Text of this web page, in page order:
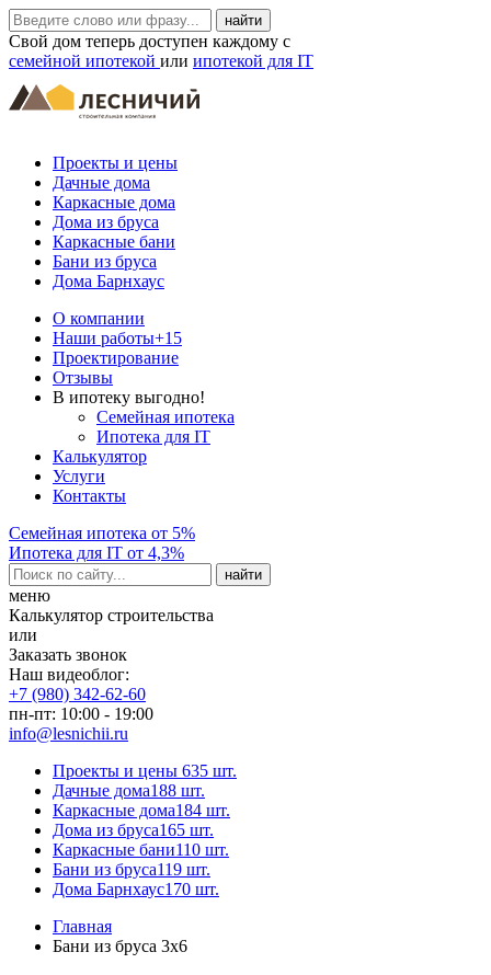
Свой дом теперь доступен каждому с
семейной ипотекой или ипотекой для IT
Проекты и цены
Дачные дома
Каркасные дома
Дома из бруса
Каркасные бани
Бани из бруса
Дома Барнхаус
О компании
Наши работы+15
Проектирование
Отзывы
В ипотеку выгодно!
Семейная ипотека
Ипотека для IT
Калькулятор
Услуги
Контакты
Семейная ипотека от 5%
Ипотека для IT от 4,3%
меню
Калькулятор строительства
или
Заказать звонок
Наш видеоблог:
+7 (980) 342-62-60
пн-пт: 10:00 - 19:00
info@lesnichii.ru
Проекты и цены 635 шт.
Дачные дома188 шт.
Каркасные дома184 шт.
Дома из бруса165 шт.
Каркасные бани110 шт.
Бани из бруса119 шт.
Дома Барнхаус170 шт.
Главная
Бани из бруса 3x6